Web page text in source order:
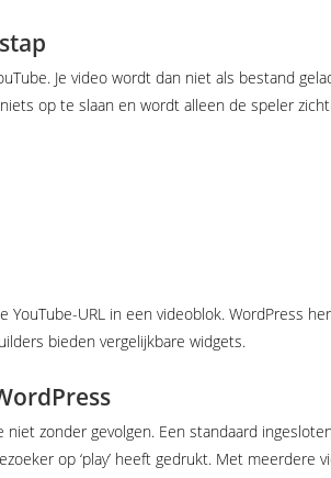
Je video wordt dan niet als bestand
op te slaan en wordt alleen de speler
URL in een videoblok. WordPress
bieden vergelijkbare widgets.
zonder gevolgen. Een standaard
op ‘play’ heeft gedrukt. Met meerdere